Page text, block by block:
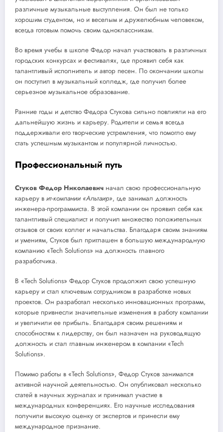
различные музыкальные выступления. Он был не только
хорошим студентом, но и веселым и дружелюбным человеком,
всегда готовым помочь своим одноклассникам.
Во время учебы в школе Федор начал участвовать в различных
городских конкурсах и фестивалях, где проявил себя как
талантливый исполнитель и автор песен. По окончании школы
он поступил в музыкальный колледж, где получил более
серьезное музыкальное образование.
Ранние годы и детство Федора Стукова сильно повлияли на его
дальнейшую жизнь и карьеру. Родители и семья всегда
поддерживали его творческие устремления, что помогло ему
стать успешным музыкантом и популярной личностью.
Профессиональный путь
Стуков Федор Николаевич начал свою профессиональную
карьеру в ит-компании «Альтаир», где занимал должность
инженера-программиста. В этой компании он проявил себя как
талантливый специалист и получил множество положительных
отзывов от своих коллег и начальства. Благодаря своим знаниям
и умениям, Стуков был приглашен в большую международную
компанию «Tech Solutions» на должность главного
разработчика.
В «Tech Solutions» Федор Стуков продолжил свою успешную
карьеру и стал ключевым сотрудником в разработке новых
проектов. Он разработал несколько инновационных программ,
которые привнесли значительные изменения в работу компании
и увеличили ее прибыль. Благодаря своим решениям и
способностям к лидерству, он был назначен на руководящую
должность и стал главным инженером в компании «Tech
Solutions».
Помимо работы в «Tech Solutions», Федор Стуков занимался
активной научной деятельностью. Он опубликовал несколько
статей в научных журналах и принимал участие в
международных конференциях. Его научные исследования
получили высокую оценку от экспертов и принесли ему
международное признание.